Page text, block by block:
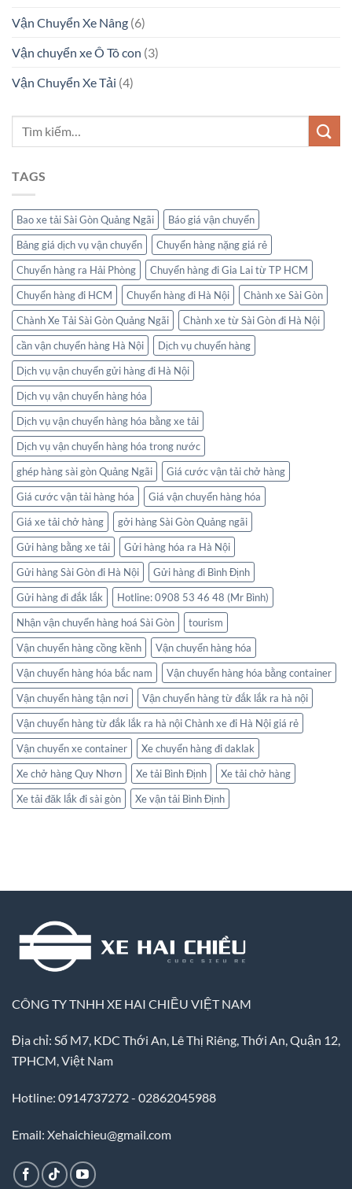
Vận Chuyển Xe Nâng (6)
Vận chuyển xe Ô Tô con (3)
Vận Chuyển Xe Tải (4)
TAGS
Bao xe tải Sài Gòn Quảng Ngãi
Báo giá vận chuyển
Bảng giá dịch vụ vận chuyển
Chuyển hàng nặng giá rẻ
Chuyển hàng ra Hải Phòng
Chuyển hàng đi Gia Lai từ TP HCM
Chuyển hàng đi HCM
Chuyển hàng đi Hà Nội
Chành xe Sài Gòn
Chành Xe Tải Sài Gòn Quảng Ngãi
Chành xe từ Sài Gòn đi Hà Nội
cần vận chuyển hàng Hà Nội
Dịch vụ chuyển hàng
Dịch vụ vận chuyển gửi hàng đi Hà Nội
Dịch vụ vận chuyển hàng hóa
Dịch vụ vận chuyển hàng hóa bằng xe tải
Dịch vụ vận chuyển hàng hóa trong nước
ghép hàng sài gòn Quảng Ngãi
Giá cước vận tải chở hàng
Giá cước vận tải hàng hóa
Giá vận chuyển hàng hóa
Giá xe tải chở hàng
gởi hàng Sài Gòn Quảng ngãi
Gửi hàng bằng xe tải
Gửi hàng hóa ra Hà Nội
Gửi hàng Sài Gòn đi Hà Nội
Gửi hàng đi Bình Định
Gửi hàng đi đắk lắk
Hotline: 0908 53 46 48 (Mr Bình)
Nhận vận chuyển hàng hoá Sài Gòn
tourism
Vận chuyển hàng cồng kềnh
Vận chuyển hàng hóa
Vận chuyển hàng hóa bắc nam
Vận chuyển hàng hóa bằng container
Vận chuyển hàng tận nơi
Vận chuyển hàng từ đắk lắk ra hà nội
Vận chuyển hàng từ đắk lắk ra hà nội Chành xe đi Hà Nội giá rẻ
Vận chuyển xe container
Xe chuyển hàng đi daklak
Xe chở hàng Quy Nhơn
Xe tải Bình Định
Xe tải chở hàng
Xe tải đăk lắk đi sài gòn
Xe vận tải Bình Định
CÔNG TY TNHH XE HAI CHIỀU VIỆT NAM
Địa chỉ: Số M7, KDC Thới An, Lê Thị Riêng, Thới An, Quận 12,
TPHCM, Việt Nam
Hotline: 0914737272 - 02862045988
Email: Xehaichieu@gmail.com